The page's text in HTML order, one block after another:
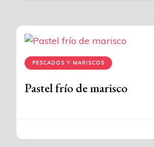
PESCADOS Y MARISCOS
Pastel frío de marisco